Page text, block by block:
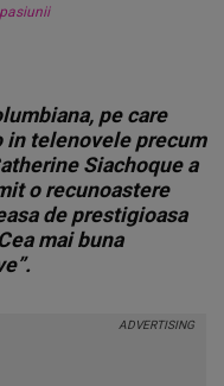
pe care
in telenovele precum
Siachoque a
o recunoastere
de prestigioasa
mai buna